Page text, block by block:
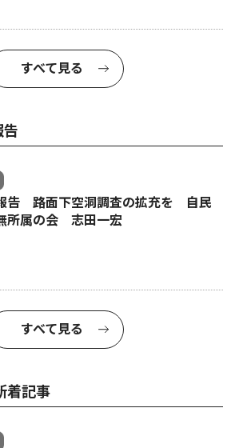
すべて見る
告
告 路面下空洞調査の拡充を 自民
所属の会 志田一宏
すべて見る
着記事